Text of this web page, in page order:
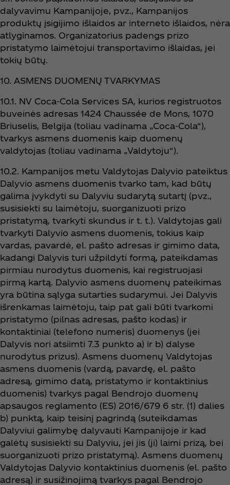
dalyvavimu Kampanijoje, pvz., Kampanijos
produktų įsigijimo išlaidos ar interneto išlaidos, nėra
atlyginamos. Organizatorius padengs prizo
pristatymo laimėtojui transportavimo išlaidas, jei
tokių būtų.
10. ASMENS DUOMENŲ TVARKYMAS
10.1. NV Coca‑Cola Services SA, kurios registruotos
buveinės adresas 1424 Chaussée de Mons, 1070
Briuselis, Belgija (toliau vadinama „Coca‑Cola“),
tvarkys asmens duomenis kaip duomenų
valdytojas (toliau vadinama „Valdytoju“).
10.2. Kampanijos metu Valdytojas Dalyvio pateiktus
Dalyvio asmens duomenis tvarko tam, kad būtų
galima įvykdyti su Dalyviu sudarytą sutartį (pvz.,
susisiekti su laimėtoju, suorganizuoti prizo
pristatymą, tvarkyti skundus ir t. t.). Valdytojas gali
tvarkyti Dalyvio asmens duomenis, tokius kaip
vardas, pavardė, el. pašto adresas ir gimimo data,
kadangi Dalyvis turi užpildyti formą, pateikdamas
pirmiau nurodytus duomenis, kai registruojasi
pirmą kartą. Dalyvio asmens duomenų pateikimas
yra būtina sąlyga sutarties sudarymui. Jei Dalyvis
išrenkamas laimėtoju, taip pat gali būti tvarkomi
pristatymo (pilnas adresas, pašto kodas) ir
kontaktiniai (telefono numeris) duomenys (jei
Dalyvis nori atsiimti 7.3 punkto a) ir b) dalyse
nurodytus prizus). Asmens duomenų Valdytojas
asmens duomenis (vardą, pavardę, el. pašto
adresą, gimimo datą, pristatymo ir kontaktinius
duomenis) tvarkys pagal Bendrojo duomenų
apsaugos reglamento (ES) 2016/679 6 str. (1) dalies
b) punktą, kaip teisinį pagrindą (suteikdamas
Dalyviui galimybę dalyvauti Kampanijoje ir kad
galėtų susisiekti su Dalyviu, jei jis (ji) laimi prizą, bei
suorganizuoti prizo pristatymą). Asmens duomenų
Valdytojas Dalyvio kontaktinius duomenis (el. pašto
adresą) ir susižinojimą tvarkys pagal Bendrojo